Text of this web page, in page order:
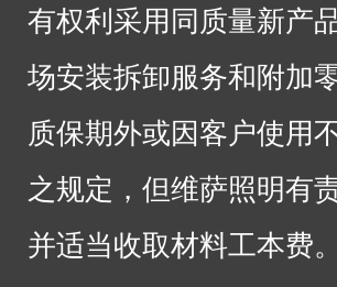
有权利采用同质量新产
场安装拆卸服务和附加
质保期外或因客户使用
之规定，但维萨照明有
并适当收取材料工本费。